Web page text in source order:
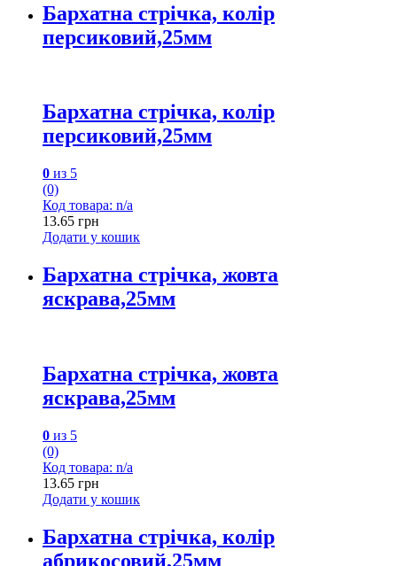
Бархатна стрічка, колір
персиковий,25мм
Бархатна стрічка, колір
персиковий,25мм
0 из 5
(0)
Код товара: n/a
13.65 грн
Додати у кошик
Бархатна стрічка, жовта
яскрава,25мм
Бархатна стрічка, жовта
яскрава,25мм
0 из 5
(0)
Код товара: n/a
13.65 грн
Додати у кошик
Бархатна стрічка, колір
абрикосовий,25мм